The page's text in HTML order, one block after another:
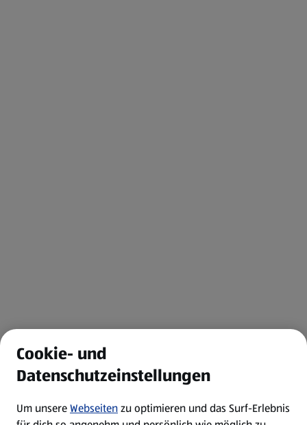
Cookie- und
Datenschutzeinstellungen
Um unsereWebseitenzu optimieren und das Surf-Erlebnis